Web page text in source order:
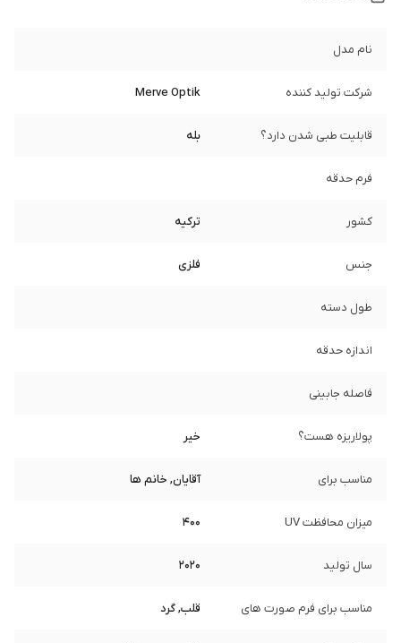
نام مدل
شرکت تولید کننده Merve Optik
قابلیت طبی شدن دارد؟ بله
فرم حدقه
کشور ترکیه
جنس فلزی
طول دسته
اندازه حدقه
فاصله جابینی
پولاریزه هست؟ خیر
مناسب برای آقایان, خانم ها
میزان محافظت UV 400
سال تولید 2020
مناسب برای فرم صورت های قلب, گرد